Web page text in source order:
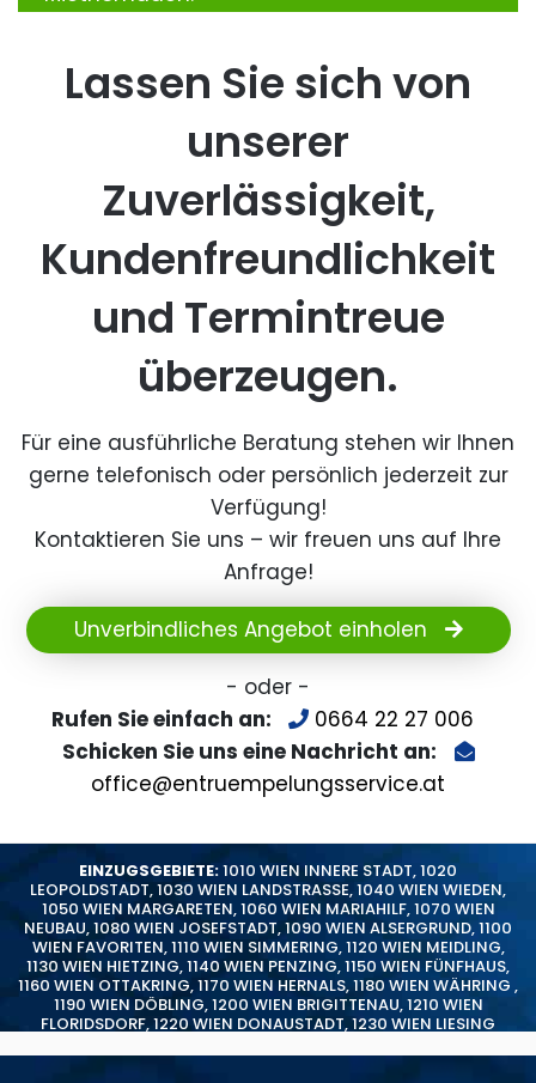
Lassen Sie sich von
unserer
Zuverlässigkeit,
Kundenfreundlichkeit
und Termintreue
überzeugen.
Für eine ausführliche Beratung stehen wir Ihnen
gerne telefonisch oder persönlich jederzeit zur
Verfügung!
Kontaktieren Sie uns – wir freuen uns auf Ihre
Anfrage!
Unverbindliches Angebot einholen
- oder -
Rufen Sie einfach an:
0664 22 27 006
Schicken Sie uns eine Nachricht an:
office@entruempelungsservice.at
EINZUGSGEBIETE:1010 WIEN INNERE STADT,1020
LEOPOLDSTADT,1030 WIEN LANDSTRASSE,1040 WIEN WIEDEN,
1050 WIEN MARGARETEN,1060 WIEN MARIAHILF,1070 WIEN
NEUBAU,1080 WIEN JOSEFSTADT,1090 WIEN ALSERGRUND,1100
WIEN FAVORITEN,1110 WIEN SIMMERING,1120 WIEN MEIDLING,
1130 WIEN HIETZING,1140 WIEN PENZING,1150 WIEN FÜNFHAUS,
1160 WIEN OTTAKRING,1170 WIEN HERNALS,1180 WIEN WÄHRING ,
1190 WIEN DÖBLING,1200 WIEN BRIGITTENAU,1210 WIEN
FLORIDSDORF,1220 WIEN DONAUSTADT,1230 WIEN LIESING